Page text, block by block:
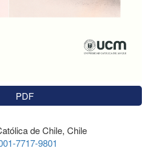
PDF
de Chile, Chile
7717-9801